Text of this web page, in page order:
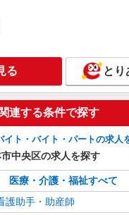
詳
熊本市中央区＊病院のサポ
実の研修で安心スタート
時給1450円〜2062円 ＜日
通費全支給(ガソリン代含む)＞
水前寺駅周辺 ≪車通勤
詳
る とり
連する条件で探す
イト・バイト・パートの求人
中央区の求人を探す
医療・介護・福祉すべて
護助手・助産師